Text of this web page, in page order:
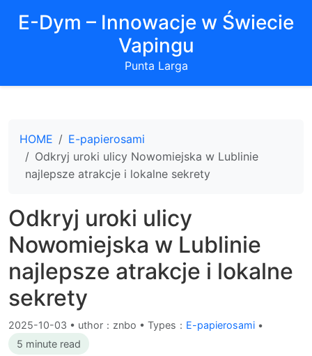
E-Dym – Innowacje w Świecie
Vapingu
Punta Larga
HOME
E-papierosami
Odkryj uroki ulicy Nowomiejska w Lublinie
najlepsze atrakcje i lokalne sekrety
Odkryj uroki ulicy
Nowomiejska w Lublinie
najlepsze atrakcje i lokalne
sekrety
2025-10-03 • uthor：znbo • Types： E-papierosami •
5 minute read